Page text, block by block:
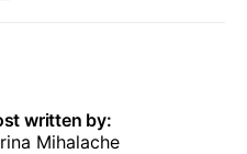
written by:
Mihalache